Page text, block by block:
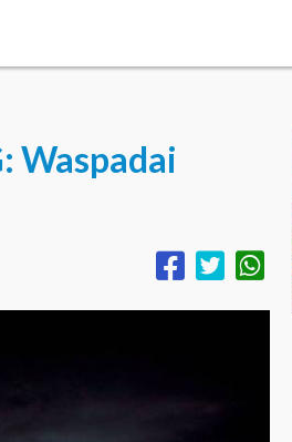
Waspadai